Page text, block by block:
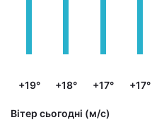
+19° +18° +17° +17°
Вітер сьогодні (м/с)